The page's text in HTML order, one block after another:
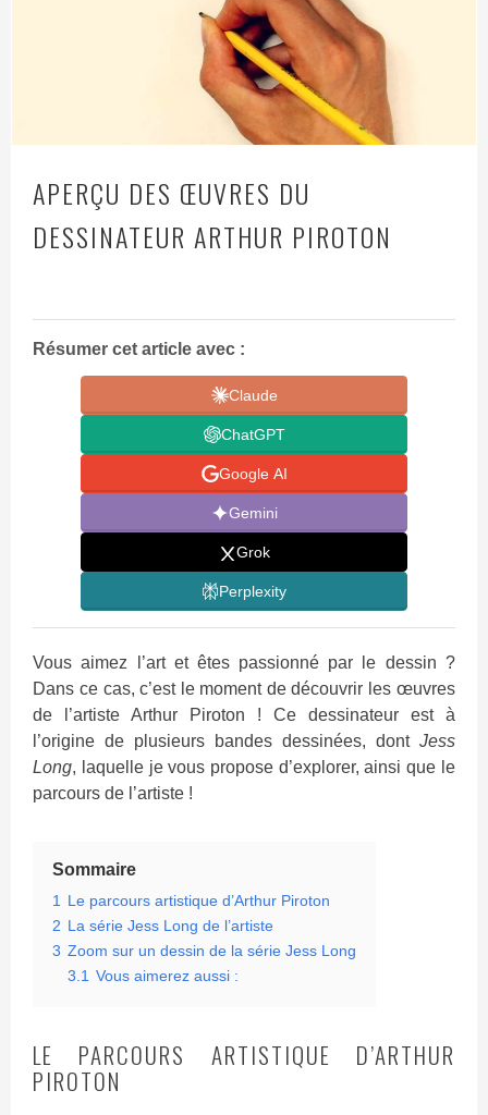
APERÇU DES ŒUVRES DU
DESSINATEUR ARTHUR PIROTON
Résumer cet article avec :
Claude
ChatGPT
Google AI
Gemini
Grok
Perplexity
Vous aimez l’art et êtes passionné par le dessin ?
Dans ce cas, c’est le moment de découvrir les œuvres
de l’artiste Arthur Piroton ! Ce dessinateur est à
l’origine de plusieurs bandes dessinées, dont Jess
Long, laquelle je vous propose d’explorer, ainsi que le
parcours de l’artiste !
Sommaire
1 Le parcours artistique d’Arthur Piroton
2 La série Jess Long de l’artiste
3 Zoom sur un dessin de la série Jess Long
3.1 Vous aimerez aussi :
LE PARCOURS ARTISTIQUE D’ARTHUR
PIROTON